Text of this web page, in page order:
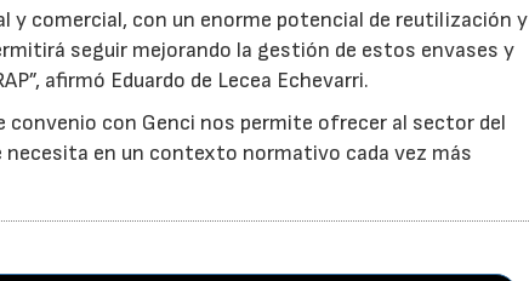
y comercial, con un enorme potencial de reutilización y
seguir mejorando la gestión de estos envases y
afirmó Eduardo de Lecea Echevarri.
convenio con Genci nos permite ofrecer al sector del
necesita en un contexto normativo cada vez más